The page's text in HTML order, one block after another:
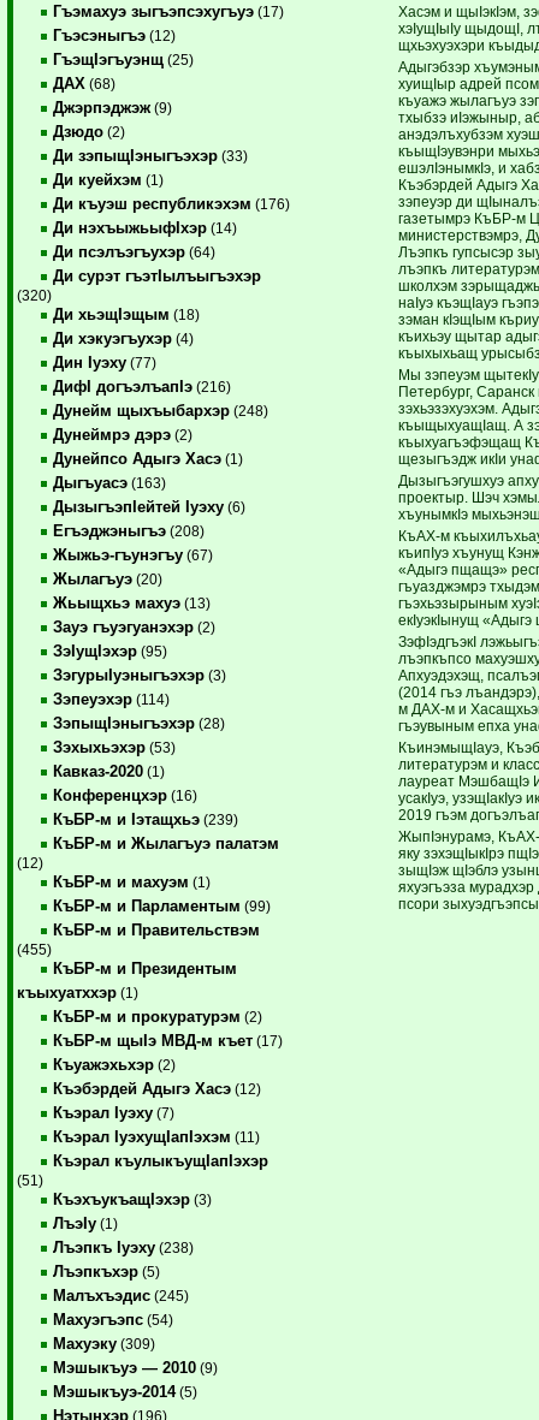
Гъэмахуэ зыгъэпсэхугъуэ (17)
Гъэсэныгъэ (12)
ГъэщIэгъуэнщ (25)
ДАХ (68)
Джэрпэджэж (9)
Дзюдо (2)
Ди зэпыщIэныгъэхэр (33)
Ди куейхэм (1)
Ди къуэш республикэхэм (176)
Ди нэхъыжьыфIхэр (14)
Ди псэлъэгъухэр (64)
Ди сурэт гъэтIылъыгъэхэр
(320)
Ди хьэщIэщым (18)
Ди хэкуэгъухэр (4)
Дин Iуэху (77)
ДифI догъэлъапIэ (216)
Дунейм щыхъыбархэр (248)
Дунеймрэ дэрэ (2)
Дунейпсо Адыгэ Хасэ (1)
Дыгъуасэ (163)
ДызыгъэпIейтей Iуэху (6)
Егъэджэныгъэ (208)
Жыжьэ-гъунэгъу (67)
Жылагъуэ (20)
Жьыщхьэ махуэ (13)
Зауэ гъуэгуанэхэр (2)
ЗэIущIэхэр (95)
ЗэгурыIуэныгъэхэр (3)
Зэпеуэхэр (114)
ЗэпыщIэныгъэхэр (28)
Зэхыхьэхэр (53)
Кавказ-2020 (1)
Конференцхэр (16)
КъБР-м и Iэтащхьэ (239)
КъБР-м и Жылагъуэ палатэм
(12)
КъБР-м и махуэм (1)
КъБР-м и Парламентым (99)
КъБР-м и Правительствэм
(455)
КъБР-м и Президентым
къыхуатххэр (1)
КъБР-м и прокуратурэм (2)
КъБР-м щыIэ МВД-м къет (17)
Къуажэхьхэр (2)
Къэбэрдей Адыгэ Хасэ (12)
Къэрал Iуэху (7)
Къэрал IуэхущIапIэхэм (11)
Къэрал къулыкъущIапIэхэр
(51)
КъэхъукъащIэхэр (3)
ЛъэIу (1)
Лъэпкъ Iуэху (238)
Лъэпкъхэр (5)
Малъхъэдис (245)
Махуэгъэпс (54)
Махуэку (309)
Мэшыкъуэ — 2010 (9)
Мэшыкъуэ-2014(5)
Нэтынхэр (196)
Хасэм и щыIэкIэм,
хэIущIыIу щыдощI,
щхьэхуэхэри
Адыгэбзэр
хуищIыр адрей
къуажэ жылагъуэ
тхыбзэ иIэжыныр,
анэдэлъхубзэм
къыщIэувэнри
ешэлIэнымкIэ, и
Къэбэрдей Адыгэ
зэпеуэр ди
газетымрэ КъБР-м
министерствэмрэ,
Лъэпкъ гупсысэр
лъэпкъ
школхэм
наIуэ къэщIауэ
зэман кIэщIым
къихьэу щытар
къыхыхьащ
Мы зэпеуэм
Петербург,
зэхьэзэхуэхэм.
къыщыхуащIащ. А
къыхуагъэфэщащ
щезыгъэдж икIи
Дызыгъэгушхуэ
проектыр. Шэч
хъунымкIэ
КъАХ-м
къипIуэ хъунущ
«Адыгэ пщащэ»
гъуазджэмрэ
гъэхьэзырыным
екIуэкIынущ «Адыгэ
ЗэфIэдгъэкI
лъэпкъпсо
Апхуэдэхэщ,
(2014 гъэ
м ДАХ-м и
гъэувыным епха
КъинэмыщIауэ,
литературэм и
лауреат МэшбащIэ
усакIуэ, узэщIакIуэ
2019 гъэм
ЖыпIэнурамэ,
яку зэхэщIыкIрэ
зыщIэж щIэблэ
яхуэгъэза
псори